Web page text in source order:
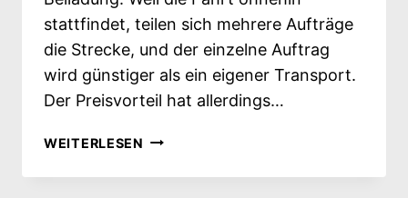
stattfindet, teilen sich mehrere Aufträge
die Strecke, und der einzelne Auftrag
wird günstiger als ein eigener Transport.
Der Preisvorteil hat allerdings…
WEITERLESEN BEILADUNG
UMZUG: GÜNSTIGER,